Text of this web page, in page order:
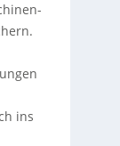
ins